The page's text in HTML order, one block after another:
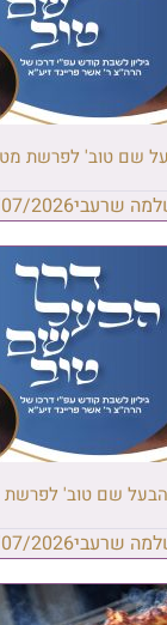
שם טוב' לפרשת
שרעבי2026
הבעל שם טוב'
שרעבי2026